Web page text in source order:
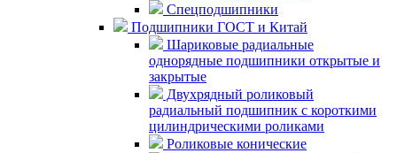
Спецподшипники
Подшипники ГОСТ и Китай
Шариковые радиальные
однорядные подшипники открытые и
закрытые
Двухрядный роликовый
радиальный подшипник с короткими
цилиндрическими роликами
Роликовые конические